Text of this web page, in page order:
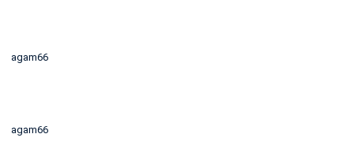
agam66
agam66